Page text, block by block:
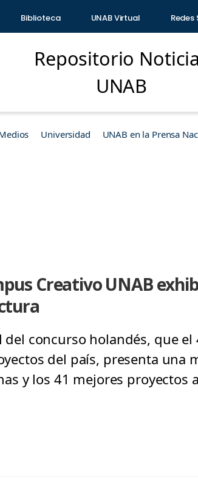
Biblioteca UNAB Virtual Redes
Repositorio
UNAB
Universidad UNAB en la Prensa
Creativo UNAB
del concurso holandés, que
del país, presenta una
y los 41 mejores proyectos